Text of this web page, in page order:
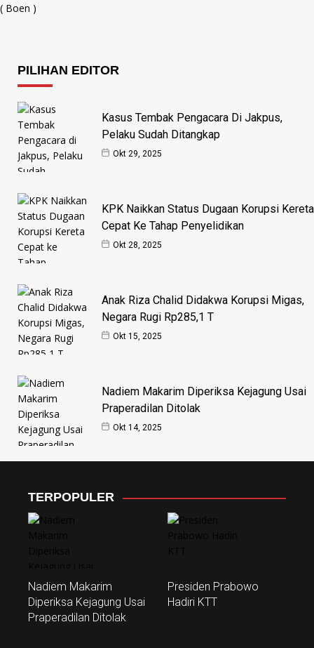
( Boen )
PILIHAN EDITOR
Kasus Tembak Pengacara Di Jakpus,
Pelaku Sudah Ditangkap
Okt 29, 2025
KPK Naikkan Status Dugaan Korupsi Kereta
Cepat Ke Tahap Penyelidikan
Okt 28, 2025
Anak Riza Chalid Didakwa Korupsi Migas,
Negara Rugi Rp285,1 T
Okt 15, 2025
Nadiem Makarim Diperiksa Kejagung Usai
Praperadilan Ditolak
Okt 14, 2025
TERPOPULER
Nadiem Makarim
Diperiksa Kejagung Usai
Praperadilan Ditolak
Presiden Prabowo
Hadiri KTT